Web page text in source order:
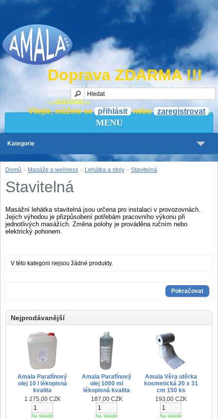
Doprava ZDARMA !!!
za zboží nad 5 000,- Kč s DPH) do 19kg po ČR. Neplatí pro VO
partnery.
--- podrobněji ---
Vítejte, můžete se přihlásit nebo zaregistrovat .
MENU
Kategorie
Domů » Masáže a wellness » Lehátka a stoly » Stavitelná
Stavitelná
Masážní lehátka stavitelná jsou určena pro instalaci v provozovnách.
Jejich výhodou je přizpůsobení potřebám pracovního výkonu při
jednotlivých masážích. Změna polohy je prováděnaručním nebo
elektrický pohonem.
V této kategorii nejsou žádné produkty.
Pokračovat
Nejprodávanější
Amala Parafínový
olej 10 l lékopisná
kvalita
1 275,00 CZK
Na skladě
Amala Parafínový
olej 1000 ml
lékopisná kvalita
187,00 CZK
Na skladě
Amala Věra utěrka
kosmetická 20 x 31
cm 150 ks
193,00 CZK
Na skladě